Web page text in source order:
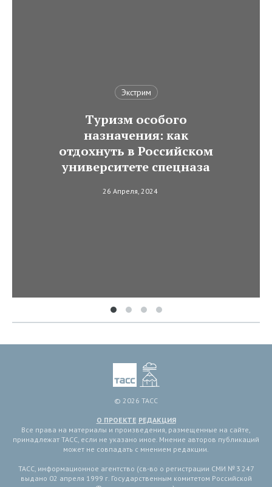
Экстрим
Туризм особого
назначения: как
отдохнуть в Российском
университете спецназа
26 Апреля, 2024
© 2026 ТАСС
О ПРОЕКТЕ РЕДАКЦИЯ
Все права на материалы и произведения, размещенные на сайте,
принадлежат ТАСС, если не указано иное. Мнение авторов публикаций
может не совпадать с мнением редакции.
ТАСС, информационное агентство (св-во о регистрации СМИ № 3 247
выдано 02 апреля 1999 г. Государственным комитетом Российской